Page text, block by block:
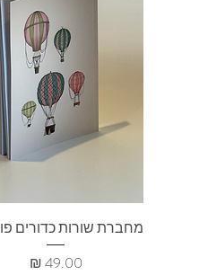
מחברת שורות כדורים
מחיר